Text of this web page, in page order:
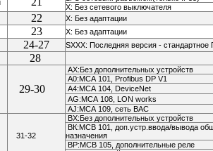
Х: Без сетевого выключателя
22
X: Без адаптации
23
X: Без адаптации
24-27
SXXX: Последняя версия -
28
29-30
АХ:Без дополнительных устройств
А0:МСА 101, Profibus DP V1
А4:МСА 104,
DeviceNet
AG:МСА 108,
LON works
AJ:МСА 109, сеть ВАС
31-32
ВХ:Без дополнительных устройств
ВК:МСВ 101, доп.устр.ввода/вывода
назначения
ВР:МСВ 105, дополнительные реле